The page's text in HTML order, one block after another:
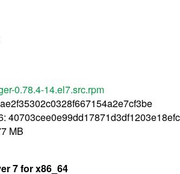
0.78.4-14.el7.src.rpm
MB
7 for x86_64